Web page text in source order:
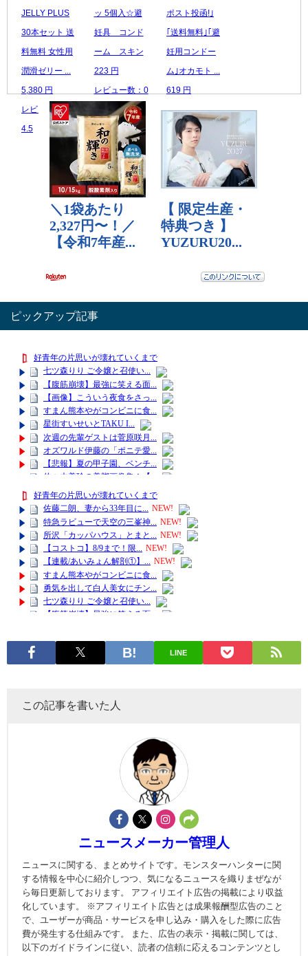
JELLY PLUS
30本セット 送
料無料 女性用
潤滑ゼリー ...
5,380 円
レビュー数：
4.5
ッ 5個入☆避
妊具 コンド
ーム スキン
223 円
レビュー数：0
ポスト投函!｣
｢送料無料｣｢避
妊用コンドー
ム｣オカモト ...
619 円
レビュー数：0
ピックアップ記事
LINE
この記事を書いた人
ニュースメーカー管理人
ニュースに関する、まとめサイトです。モンスターハンターに関
する情報を中心に紹介しつつ、気になるニュースを織りまぜなが
ら毎日更新しております。 アフィリエイト広告の掲載により収益
化しています。 ※アフィリエイト広告とは成果報酬型広告のこと
で、ユーザーが商品・サービスを申し込み・購入をした際に広告
費が発生する仕組みです。 また、広告の表示・掲載に関しては、
以下のガイドラインに従い、読者の信頼に応えるコンテンツとし